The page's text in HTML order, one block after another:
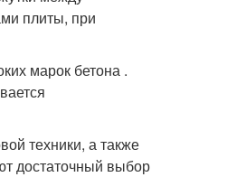
плиты, при
марок бетона .
техники, а также
достаточный выбор